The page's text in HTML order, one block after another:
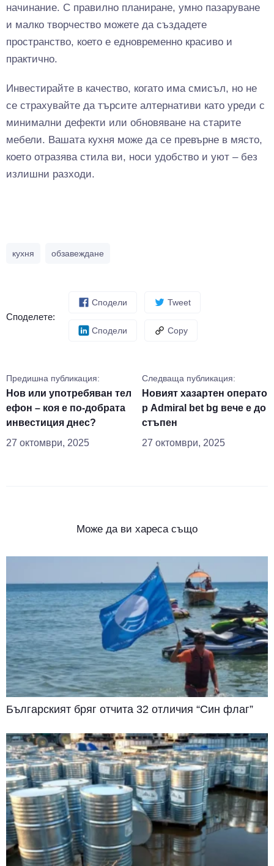
начинание. С правилно планиране, умно пазаруване
и малко творчество можете да създадете
пространство, което е едновременно красиво и
практично.
Инвестирайте в качество, когато има смисъл, но не
се страхувайте да търсите алтернативи като уреди с
минимални дефекти или обновяване на старите
мебели. Вашата кухня може да се превърне в място,
което отразява стила ви, носи удобство и уют – без
излишни разходи.
кухня обзавеждане
Споделете:
Сподели Tweet
Сподели Copy
Предишна публикация:
Нов или употребяван тел
ефон – коя е по-добрата
инвестиция днес?
27 октомври, 2025
Следваща публикация:
Новият хазартен операто
р Admiral bet bg вече е до
стъпен
27 октомври, 2025
Може да ви хареса също
Българският бряг отчита 32 отличия “Син флаг”